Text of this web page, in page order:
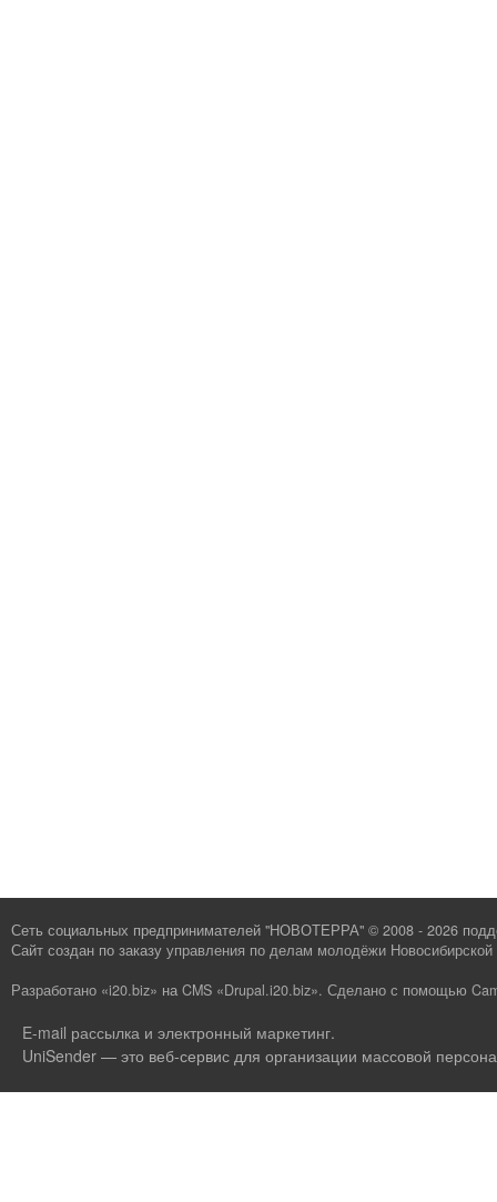
Сеть социальных предпринимателей "НОВОТЕРРА" © 2008 - 2026
Сайт создан по заказу управления по делам молодёжи Новосибирской
Разработано «i20.biz» на CMS «Drupal.i20.biz». Сделано с помощью
E-mail рассылка и электронный маркетинг.
UniSender — это веб-сервис для организации массовой